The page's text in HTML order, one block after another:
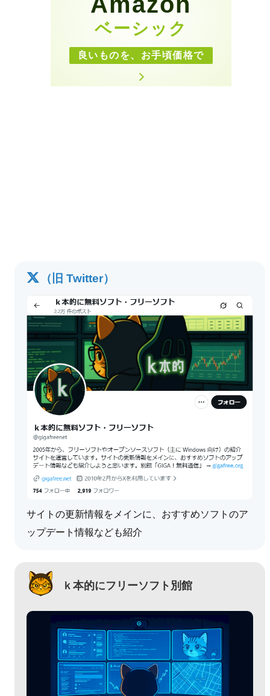
ベーシック
良いものを、お手頃価格で
（旧 Twitter）
サイトの更新情報をメインに、おすすめソフトのア
ップデート情報なども紹介
ｋ本的にフリーソフト別館